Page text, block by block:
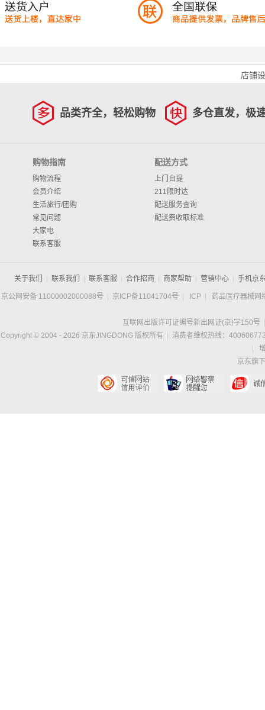
店铺
品类齐全，轻松购物 多仓直发，极
购物指南
购物流程
会员介绍
生活旅行/团购
常见问题
大家电
联系客服
配送方式
上门自提
211限时达
配送服务查询
配送费收取标准
关于我们 联系我们 联系客服 合作招商 商家帮助 营销中心 手机京
京公网安备 11000002000088号 京ICP备11041704号 ICP 药品医疗器械网
互联网出版许可证编号新出网证(京)字150号
Copyright © 2004 - 2026 京东JINGDONG 版权所有
消费者维权热线：
京东旗